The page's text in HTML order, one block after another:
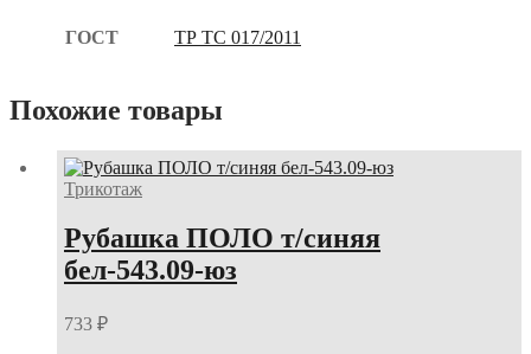
ГОСТ ТР ТС 017/2011
Похожие товары
Трикотаж
Рубашка ПОЛО т/синяя
бел-543.09-юз
733 ₽